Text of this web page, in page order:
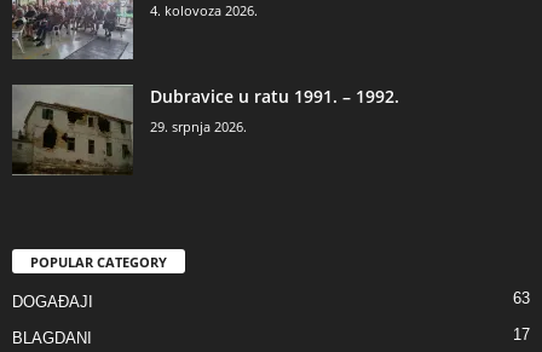
4. kolovoza 2026.
Dubravice u ratu 1991. – 1992.
29. srpnja 2026.
POPULAR CATEGORY
DOGAĐAJI 63
BLAGDANI 17